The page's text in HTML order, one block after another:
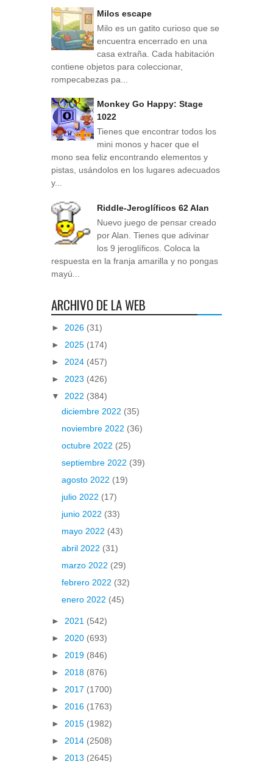
Milos escape
Milo es un gatito curioso que se
encuentra encerrado en una
casa extraña. Cada habitación
contiene objetos para coleccionar,
rompecabezas pa...
Monkey Go Happy: Stage
1022
Tienes que encontrar todos los
mini monos y hacer que el
mono sea feliz encontrando elementos y
pistas, usándolos en los lugares adecuados
y...
Riddle-Jeroglíficos 62 Alan
Nuevo juego de pensar creado
por Alan. Tienes que adivinar
los 9 jeroglíficos. Coloca la
respuesta en la franja amarilla y no pongas
mayú...
ARCHIVO DE LA WEB
► 2026 (31)
► 2025 (174)
► 2024 (457)
► 2023 (426)
▼ 2022 (384)
diciembre 2022 (35)
noviembre 2022 (36)
octubre 2022 (25)
septiembre 2022 (39)
agosto 2022 (19)
julio 2022 (17)
junio 2022 (33)
mayo 2022 (43)
abril 2022 (31)
marzo 2022 (29)
febrero 2022 (32)
enero 2022 (45)
► 2021 (542)
► 2020 (693)
► 2019 (846)
► 2018 (876)
► 2017 (1700)
► 2016 (1763)
► 2015 (1982)
► 2014 (2508)
► 2013 (2645)